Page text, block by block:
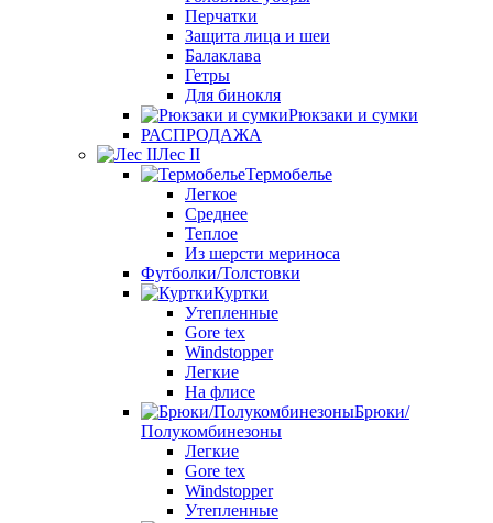
Перчатки
Защита лица и шеи
Балаклава
Гетры
Для бинокля
Рюкзаки и сумки
РАСПРОДАЖА
Лес II
Термобелье
Легкое
Среднее
Теплое
Из шерсти мериноса
Футболки/Толстовки
Куртки
Утепленные
Gore tex
Windstopper
Легкие
На флисе
Брюки/
Полукомбинезоны
Легкие
Gore tex
Windstopper
Утепленные